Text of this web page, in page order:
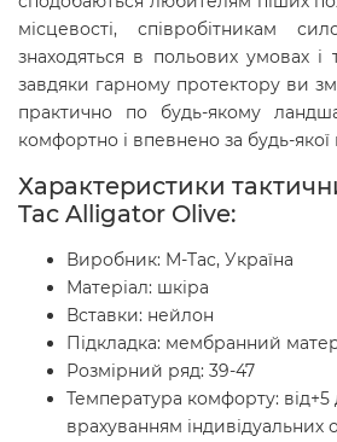
місцевості, співробітникам
знаходяться в польових умовах і
завдяки гарному протектору ви
практично по будь-якому
комфортно і впевнено за будь-
Характеристики
Tac Alligator Olive:
Виробник: M-Tac, Україна
Матеріал: шкіра
Вставки: нейлон
Підкладка: мембранний
Розмірний ряд: 39-47
Температура комфорту: від+5
врахуванням індивідуальних